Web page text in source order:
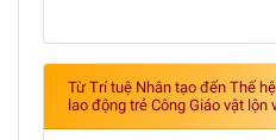
Từ Trí tuệ Nhân tạo đến Thế
lao động trẻ Công Giáo vật